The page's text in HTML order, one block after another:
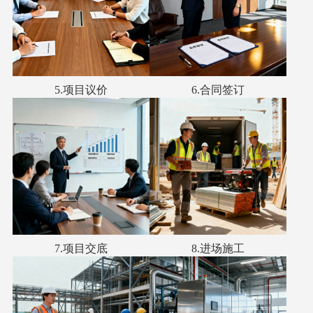
5.项目议价 6.合同签订
7.项目交底 8.进场施工